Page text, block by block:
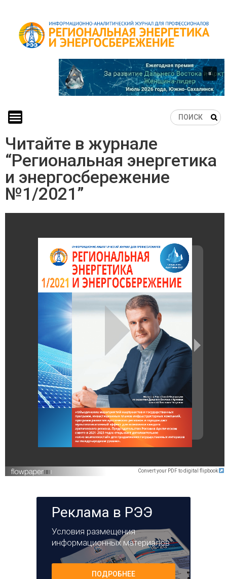
content
Читайте в журнале
“Региональная энергетика
и энергосбережение
№1/2021”
Convert your PDF to digital flipbook
Реклама в РЭЭ
Условия размещения
информационных материалов
ПОДРОБНЕЕ